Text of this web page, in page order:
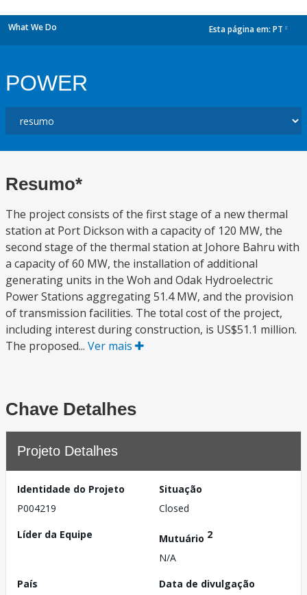
What We Do Esta página em: PT
POWER
Resumo*
The project consists of the first stage of a new thermal
station at Port Dickson with a capacity of 120 MW, the
second stage of the thermal station at Johore Bahru with
a capacity of 60 MW, the installation of additional
generating units in the Woh and Odak Hydroelectric
Power Stations aggregating 51.4 MW, and the provision
of transmission facilities. The total cost of the project,
including interest during construction, is US$51.1 million.
The proposed... Ver mais
Chave Detalhes
Projeto Detalhes
Identidade do Projeto
P004219
Situação
Closed
Líder da Equipe
Mutuário 2
N/A
País
Data de divulgação